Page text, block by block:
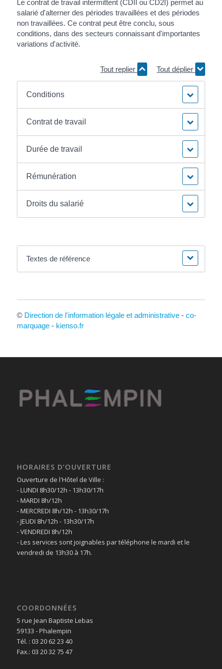
Le contrat de travail intermittent (CDII ou CD2I) permet au
salarié d'alterner des périodes travaillées et des périodes
non travaillées. Ce contrat peut être conclu, sous
conditions, dans des secteurs connaissant d'importantes
variations d'activité.
Tout replier Tout déplier
Conditions
Contrat de travail
Durée de travail
Rémunération
Droits du salarié
Textes de référence
© Direction de l'information légale et administrative- co-
marquage- kienso.fr
HORAIRES D’OUVERTURE
Ouverture de l'Hôtel de Ville :
- LUNDI 8h30/12h - 13h30/17h
- MARDI 8h/12h
- MERCREDI 8h/12h - 13h30/17h
- JEUDI 8h/12h - 13h30/17h
- VENDREDI 8h/12h
- Les services sont joignables par téléphone le mardi et le
vendredi de 13h30 à 17h.
COORDONNÉES
5 rue Jean Baptiste Lebas
59133 - Phalempin
Tél. : 03 20 62 23 40
Fax.: 03 20 32 75 47